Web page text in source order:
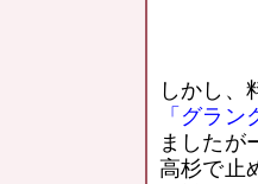
しかし、
「グラ
ましたが
高杉で止